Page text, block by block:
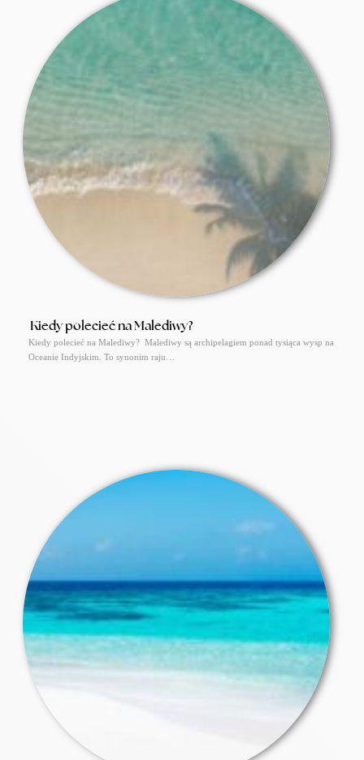
Kiedy polecieć na Malediwy?
Kiedy polecieć na Malediwy? Malediwy są archipelagiem ponad tysiąca wysp na
Oceanie Indyjskim. To synonim raju…